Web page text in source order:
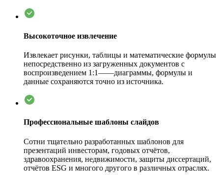
Высокоточное извлечение
Извлекает рисунки, таблицы и математические формулы
непосредственно из загруженных документов с
воспроизведением 1:1——диаграммы, формулы и
данные сохраняются точно из источника.
Профессиональные шаблоны слайдов
Сотни тщательно разработанных шаблонов для
презентаций инвесторам, годовых отчётов,
здравоохранения, недвижимости, защиты диссертаций,
отчётов ESG и многого другого в различных отраслях.